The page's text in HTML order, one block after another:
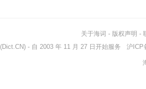
关于海词 - 版权声明 -
(Dict.CN) - 自 2003 年 11 月 27 日开始服务 沪ICP